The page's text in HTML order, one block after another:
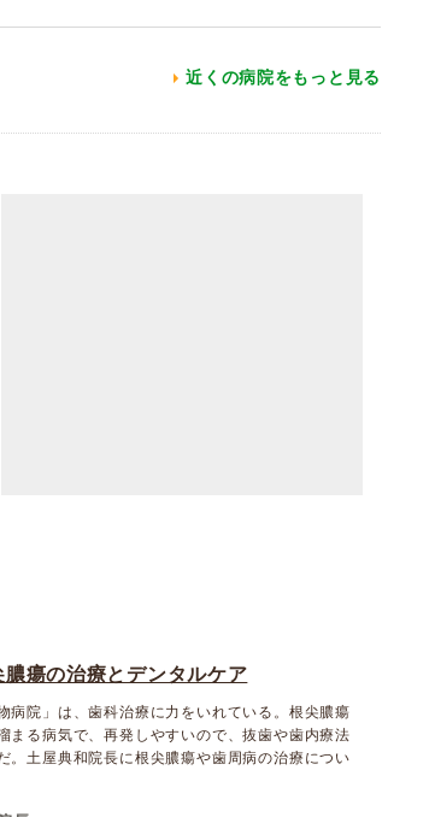
近くの病院をもっと見る
瘍の治療とデンタルケア
病院」は、歯科治療に力をいれている。根尖膿瘍
まる病気で、再発しやすいので、抜歯や歯内療法
。土屋典和院長に根尖膿瘍や歯周病の治療につい